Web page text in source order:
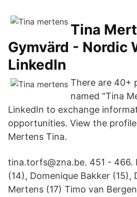
Tina
Gymvärd - Nordic
LinkedIn
There are 40+
named "Tina
LinkedIn to exchange
opportunities. View the
Mertens Tina.
tina.torfs@zna.be. 451 - 466.
(14), Domenique Bakker (15),
Mertens (17) Timo van